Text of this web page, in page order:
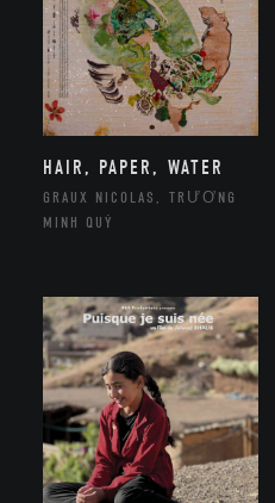
HAIR, PAPER, WATER
GRAUX NICOLAS, TRƯƠNG
MINH QUÝ